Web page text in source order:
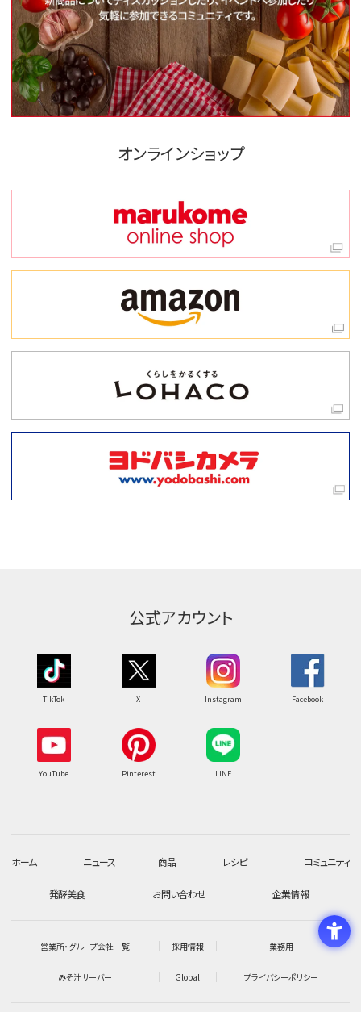
オンラインショップ
公式アカウント
TikTok X Instagram Facebook
YouTube Pinterest LINE
ホーム ニュース 商品 レシピ コミュニティ
発酵美食 お問い合わせ 企業情報
営業所・グループ会社一覧 採用情報 業務用
みそ汁サーバー Global プライバシーポリシー